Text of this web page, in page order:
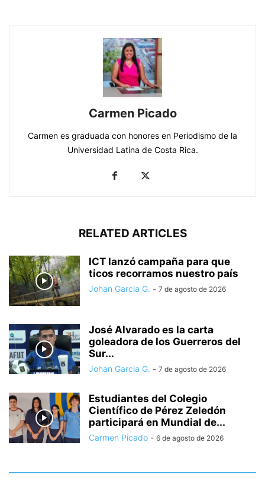
Carmen Picado
Carmen es graduada con honores en Periodismo de la
Universidad Latina de Costa Rica.
RELATED ARTICLES
ICT lanzó campaña para que
ticos recorramos nuestro país
Johan Garcia G. - 7 de agosto de 2026
José Alvarado es la carta
goleadora de los Guerreros del
Sur...
Johan Garcia G. - 7 de agosto de 2026
Estudiantes del Colegio
Científico de Pérez Zeledón
participará en Mundial de...
Carmen Picado - 6 de agosto de 2026